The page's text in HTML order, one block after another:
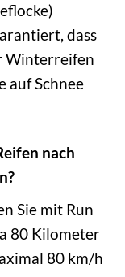
dass
Winterreifen
auf Schnee
nach
Sie mit Run
80 Kilometer
80 km/h